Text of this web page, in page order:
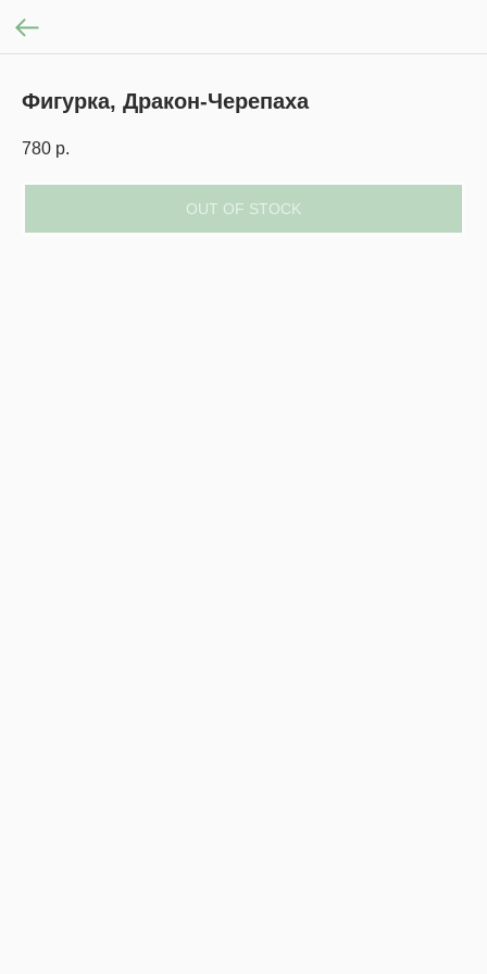
Фигурка, Дракон-Черепаха
780 р.
OUT OF STOCK